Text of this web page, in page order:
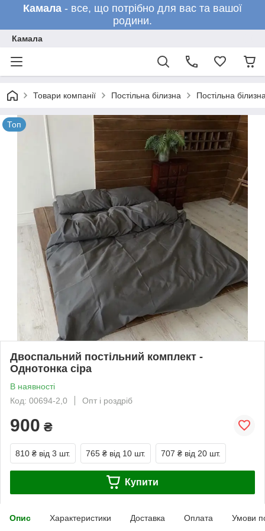
Камала - все, що потрібно для вас та вашої
родини.
Камала
Товари компанії Постільна білизна Постільна
Топ
Двоспальний постільний комплект -
Однотонка сіра
В наявності
Код: 00694-2,0
Опт і роздріб
900 ₴
810 ₴ від 3 шт. 765 ₴ від 10 шт. 707 ₴ від 20 шт.
Купити
Опис Характеристики Доставка Оплата Умови